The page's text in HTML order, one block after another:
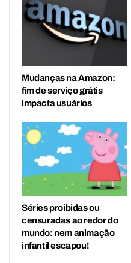
Mudanças na Amazon:
fim de serviço grátis
impacta usuários
Séries proibidas ou
censuradas ao redor do
mundo: nem animação
infantil escapou!